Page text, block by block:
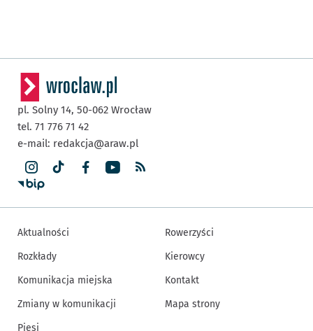
pl. Solny 14, 50-062 Wrocław
tel. 71 776 71 42
e-mail: redakcja@araw.pl
Aktualności
Rozkłady
Komunikacja miejska
Zmiany w komunikacji
Piesi
Rowerzyści
Kierowcy
Kontakt
Mapa strony